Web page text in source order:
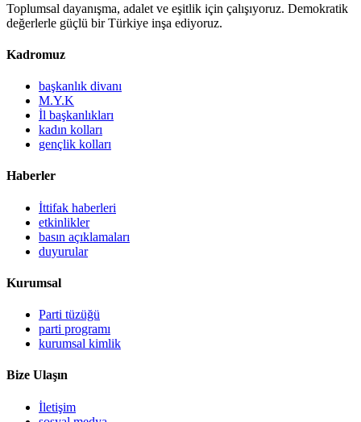
Toplumsal dayanışma, adalet ve eşitlik için çalışıyoruz. Demokratik
değerlerle güçlü bir Türkiye inşa ediyoruz.
Kadromuz
başkanlık divanı
M.Y.K
İl başkanlıkları
kadın kolları
gençlik kolları
Haberler
İttifak haberleri
etkinlikler
basın açıklamaları
duyurular
Kurumsal
Parti tüzüğü
parti programı
kurumsal kimlik
Bize Ulaşın
İletişim